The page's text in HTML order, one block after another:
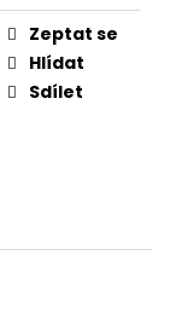
Zeptat se
Hlídat
Sdílet